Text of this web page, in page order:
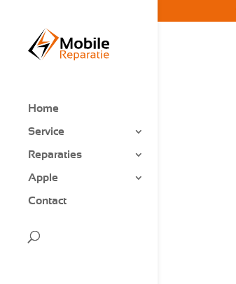
Home
Service
Reparaties
Apple
Contact